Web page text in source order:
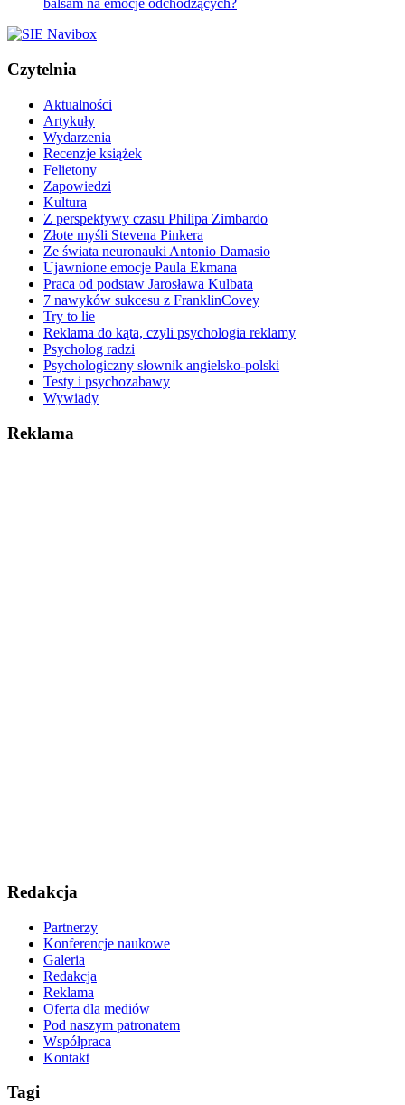
balsam na emocje odchodzących?
Czytelnia
Aktualności
Artykuły
Wydarzenia
Recenzje książek
Felietony
Zapowiedzi
Kultura
Z perspektywy czasu Philipa Zimbardo
Złote myśli Stevena Pinkera
Ze świata neuronauki Antonio Damasio
Ujawnione emocje Paula Ekmana
Praca od podstaw Jarosława Kulbata
7 nawyków sukcesu z FranklinCovey
Try to lie
Reklama do kąta, czyli psychologia reklamy
Psycholog radzi
Psychologiczny słownik angielsko-polski
Testy i psychozabawy
Wywiady
Reklama
Redakcja
Partnerzy
Konferencje naukowe
Galeria
Redakcja
Reklama
Oferta dla mediów
Pod naszym patronatem
Współpraca
Kontakt
Tagi